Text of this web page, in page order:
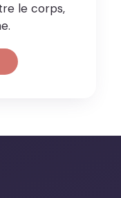
le corps,